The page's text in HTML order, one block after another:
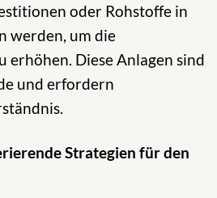
oder Rohstoffe in
werden, um die
erhöhen. Diese Anlagen sind
und erfordern
Strategien für den